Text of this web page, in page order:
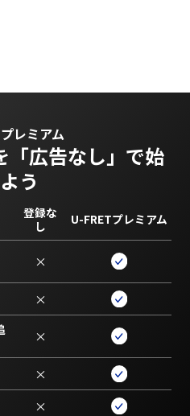
レミアム
「広告なし」で始
う
登録な
し
U-FRETプレミアム
×
×
×
×
×